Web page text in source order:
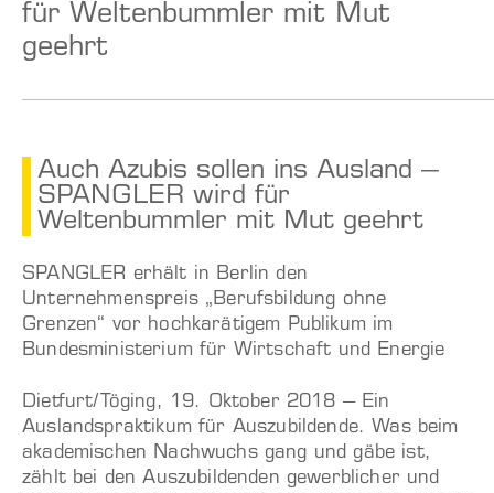
für Weltenbummler mit Mut
geehrt
Auch Azubis sollen ins Ausland –
SPANGLER wird für
Weltenbummler mit Mut geehrt
SPANGLER erhält in Berlin den
Unternehmenspreis „Berufsbildung ohne
Grenzen“ vor hochkarätigem Publikum im
Bundesministerium für Wirtschaft und Energie
Dietfurt/Töging, 19. Oktober 2018 – Ein
Auslandspraktikum für Auszubildende. Was beim
akademischen Nachwuchs gang und gäbe ist,
zählt bei den Auszubildenden gewerblicher und